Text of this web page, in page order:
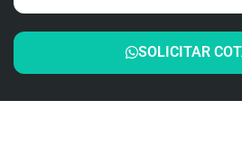
SOLICITAR